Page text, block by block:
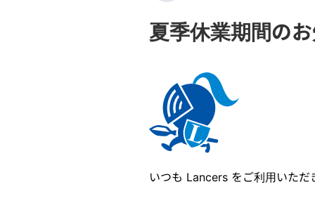
夏季休業期間の
いつも Lancers をご利用いた